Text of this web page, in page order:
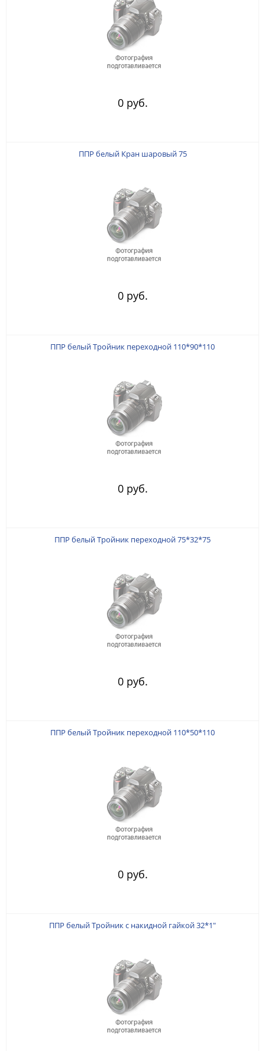
0 руб.
ППР белый Кран шаровый 75
0 руб.
ППР белый Тройник переходной 110*90*110
0 руб.
ППР белый Тройник переходной 75*32*75
0 руб.
ППР белый Тройник переходной 110*50*110
0 руб.
ППР белый Тройник с накидной гайкой 32*1"